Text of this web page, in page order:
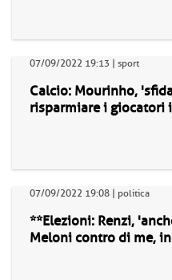
07/09/2022 19:13 | sport
Calcio: Mourinho,
risparmiare i giocatori
07/09/2022 19:08 | politica
**Elezioni: Renzi,
Meloni contro di me,